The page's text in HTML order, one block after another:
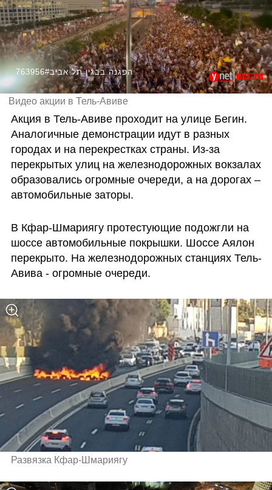
763956#הפגנה בבגין תל אביב
Видео акции в Тель-Авиве
Акция в Тель-Авиве проходит на улице Бегин.
Аналогичные демонстрации идут в разных
городах и на перекрестках страны. Из-за
перекрытых улиц на железнодорожных вокзалах
образовались огромные очереди, а на дорогах –
автомобильные заторы.
В Кфар-Шмариягу протестующие подожгли на
шоссе автомобильные покрышки. Шоссе Аялон
перекрыто. На железнодорожных станциях Тель-
Авива - огромные очереди.
Развязка Кфар-Шмариягу